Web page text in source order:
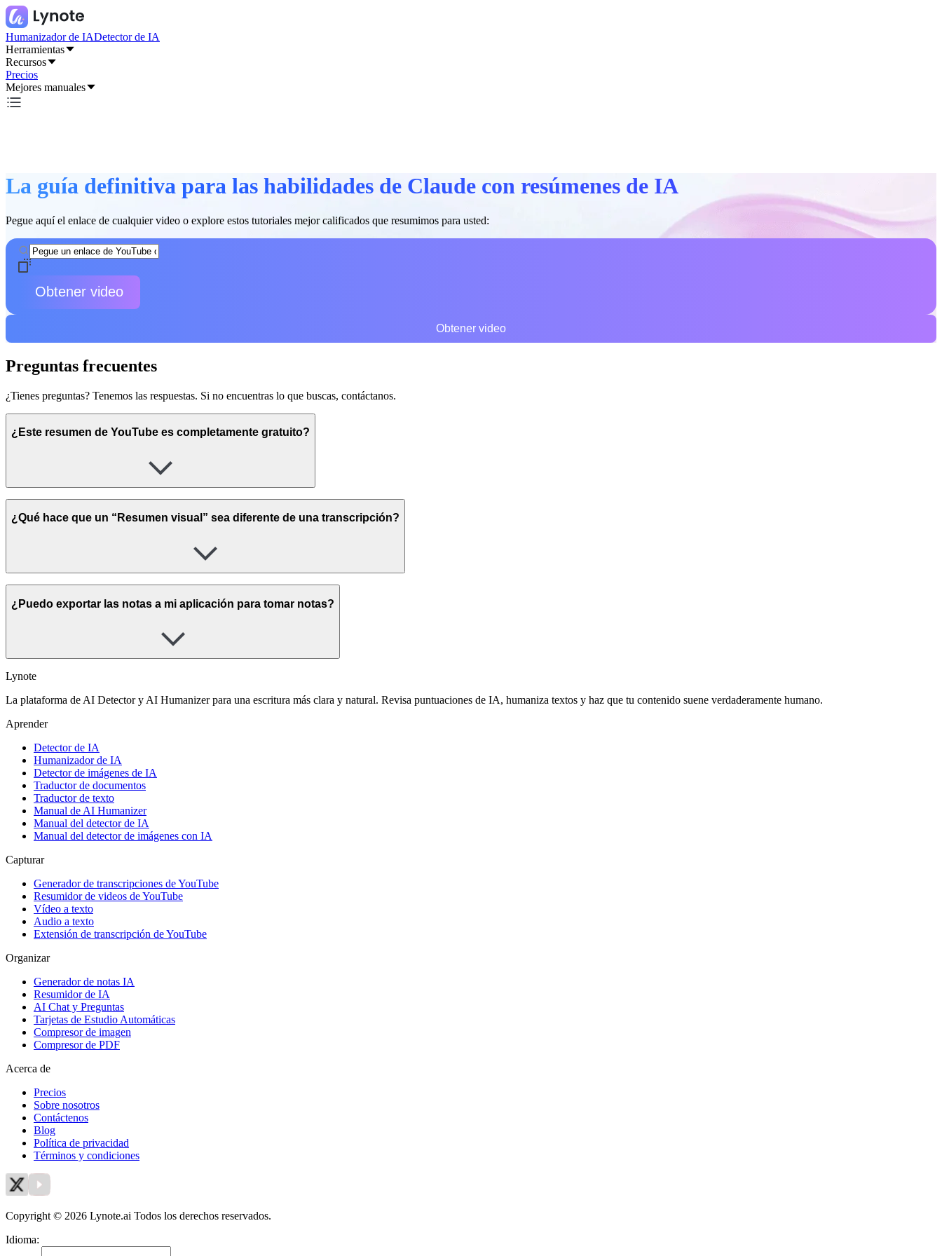
Humanizador de IADetector de IA
Herramientas
Recursos
Precios
Mejores manuales
La guía definitiva para las habilidades de Claude con resúmenes de IA
Pegue aquí el enlace de cualquier video o explore estos tutoriales mejor calificados que resumimos para usted:
Obtener video
Obtener video
Preguntas frecuentes
¿Tienes preguntas? Tenemos las respuestas. Si no encuentras lo que buscas, contáctanos.
¿Este resumen de YouTube es completamente gratuito?
¿Qué hace que un “Resumen visual” sea diferente de una transcripción?
¿Puedo exportar las notas a mi aplicación para tomar notas?
Lynote
La plataforma de AI Detector y AI Humanizer para una escritura más clara y natural. Revisa puntuaciones de IA, humaniza textos y haz que tu contenido suene verdaderamente humano.
Aprender
Detector de IA
Humanizador de IA
Detector de imágenes de IA
Traductor de documentos
Traductor de texto
Manual de AI Humanizer
Manual del detector de IA
Manual del detector de imágenes con IA
Capturar
Generador de transcripciones de YouTube
Resumidor de videos de YouTube
Vídeo a texto
Audio a texto
Extensión de transcripción de YouTube
Organizar
Generador de notas IA
Resumidor de IA
AI Chat y Preguntas
Tarjetas de Estudio Automáticas
Compresor de imagen
Compresor de PDF
Acerca de
Precios
Sobre nosotros
Contáctenos
Blog
Política de privacidad
Términos y condiciones
Copyright © 2026 Lynote.ai Todos los derechos reservados.
Idioma: